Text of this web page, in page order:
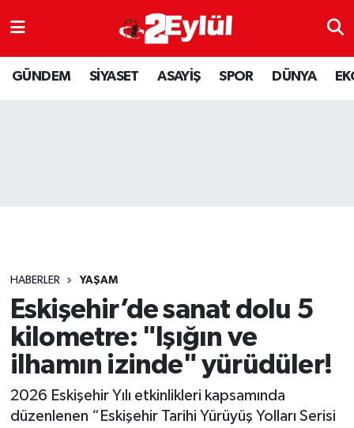
GÜNDEM SİYASET ASAYİŞ SPOR DÜNYA
HABERLER YAŞAM
Eskişehir’de sanat dolu 5
kilometre: "Işığın ve
ilhamın izinde" yürüdüler!
2026 Eskişehir Yılı etkinlikleri kapsamında
düzenlenen “Eskişehir Tarihi Yürüyüş Yolları Serisi
ASAYİŞ
DÜNYA
SPOR
YAŞAM
Nöbetçi Eczaneler
Hava Durumu
Son Dakika Haberleri
Haber Arşivi